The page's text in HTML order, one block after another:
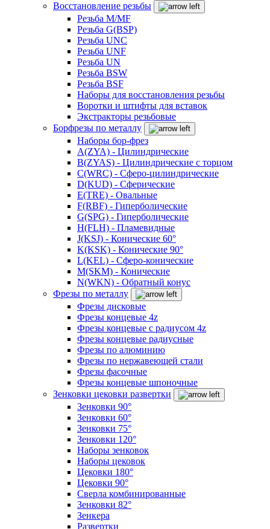
Восстановление резьбы
Резьба M/MF
Резьба G(BSP)
Резьба UNC
Резьба UNF
Резьба UN
Резьба BSW
Резьба BSF
Наборы для восстановления резьбы
Воротки и штифты для вставок
Экстракторы резьбовые
Борфрезы по металлу
Наборы бор-фрез
A(ZYA) - Цилиндрические
B(ZYAS) - Цилиндрические с торцом
C(WRC) - Сферо-цилиндрические
D(KUD) - Сферические
E(TRE) - Овальные
F(RBF) - Гиперболические
G(SPG) - Гиперболические
H(FLH) - Пламевидные
J(KSJ) - Конические 60°
K(KSK) - Конические 90°
L(KEL) - Сферо-конические
M(SKM) - Конические
N(WKN) - Обратный конус
Фрезы по металлу
Фрезы дисковые
Фрезы концевые 4z
Фрезы концевые с радиусом 4z
Фрезы концевые радиусные
Фрезы по алюминию
Фрезы по нержавеющей стали
Фрезы фасочные
Фрезы концевые шпоночные
Зенковки цековки развертки
Зенковки 90°
Зенковки 60°
Зенковки 75°
Зенковки 120°
Наборы зенковок
Наборы цековок
Цековки 180°
Цековки 90°
Сверла комбинированные
Зенковки 82°
Зенкера
Развертки